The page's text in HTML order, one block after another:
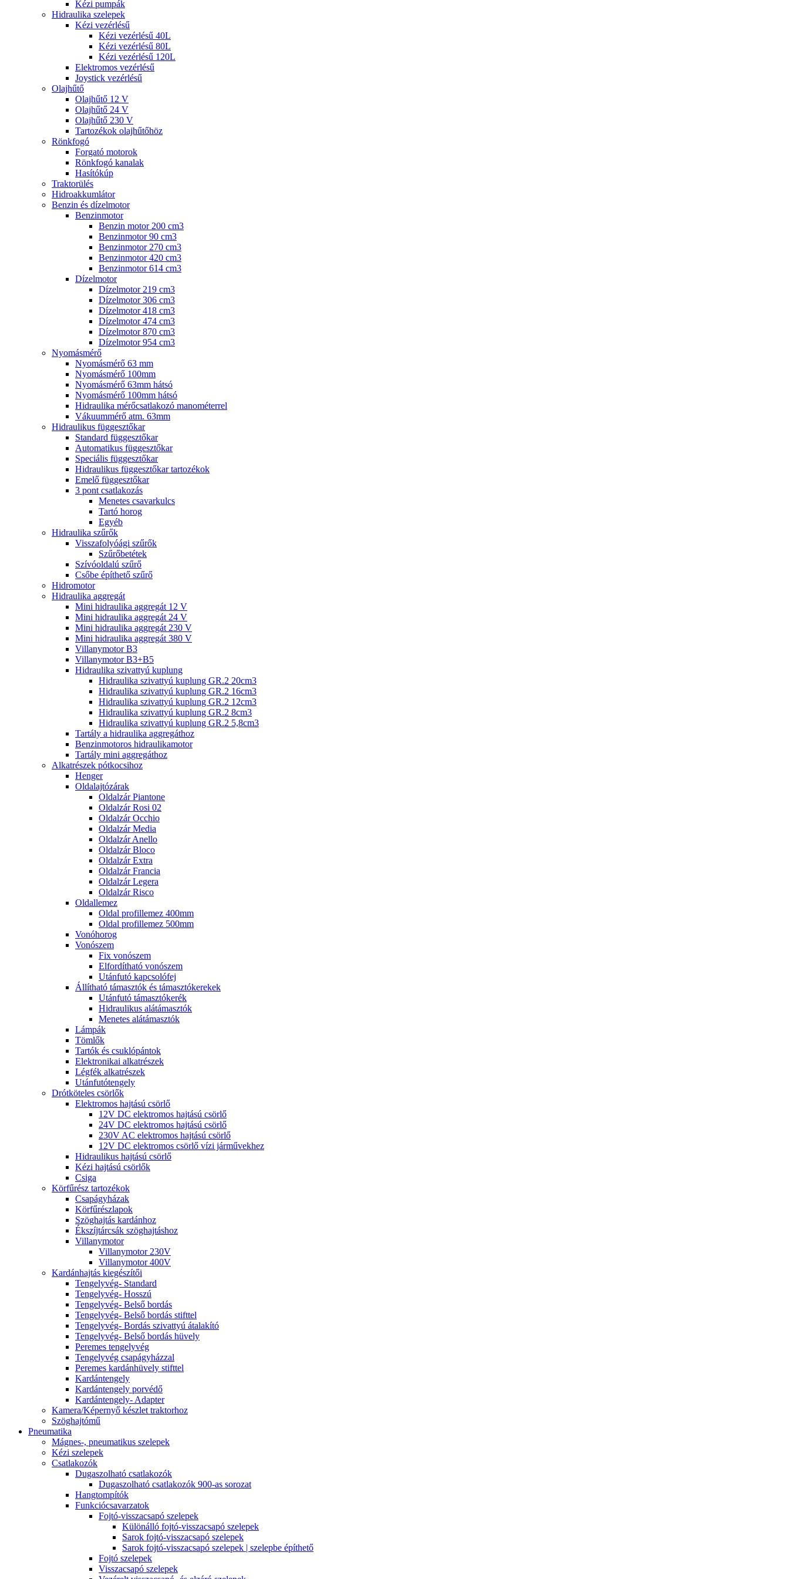
Kézi pumpák
Hidraulika szelepek
Kézi vezérlésű
Kézi vezérlésű 40L
Kézi vezérlésű 80L
Kézi vezérlésű 120L
Elektromos vezérlésű
Joystick vezérlésű
Olajhűtő
Olajhűtő 12 V
Olajhűtő 24 V
Olajhűtő 230 V
Tartozékok olajhűtőhöz
Rönkfogó
Forgató motorok
Rönkfogó kanalak
Hasítókúp
Traktorülés
Hidroakkumlátor
Benzin és dízelmotor
Benzinmotor
Benzin motor 200 cm3
Benzinmotor 90 cm3
Benzinmotor 270 cm3
Benzinmotor 420 cm3
Benzinmotor 614 cm3
Dízelmotor
Dízelmotor 219 cm3
Dízelmotor 306 cm3
Dízelmotor 418 cm3
Dízelmotor 474 cm3
Dízelmotor 870 cm3
Dízelmotor 954 cm3
Nyomásmérő
Nyomásmérő 63 mm
Nyomásmérő 100mm
Nyomásmérő 63mm hátsó
Nyomásmérő 100mm hátsó
Hidraulika mérőcsatlakozó manométerrel
Vákuummérő atm. 63mm
Hidraulikus függesztőkar
Standard függesztőkar
Automatikus függesztőkar
Speciális függesztőkar
Hidraulikus függesztőkar tartozékok
Emelő függesztőkar
3 pont csatlakozás
Menetes csavarkulcs
Tartó horog
Egyéb
Hidraulika szűrők
Visszafolyóági szűrők
Szűrőbetétek
Szívóoldalú szűrő
Csőbe építhető szűrő
Hidromotor
Hidraulika aggregát
Mini hidraulika aggregát 12 V
Mini hidraulika aggregát 24 V
Mini hidraulika aggregát 230 V
Mini hidraulika aggregát 380 V
Villanymotor B3
Villanymotor B3+B5
Hidraulika szivattyú kuplung
Hidraulika szivattyú kuplung GR.2 20cm3
Hidraulika szivattyú kuplung GR.2 16cm3
Hidraulika szivattyú kuplung GR.2 12cm3
Hidraulika szivattyú kuplung GR.2 8cm3
Hidraulika szivattyú kuplung GR.2 5,8cm3
Tartály a hidraulika aggregáthoz
Benzinmotoros hidraulikamotor
Tartály mini aggregáthoz
Alkatrészek pótkocsihoz
Henger
Oldalajtózárak
Oldalzár Piantone
Oldalzár Rosi 02
Oldalzár Occhio
Oldalzár Media
Oldalzár Anello
Oldalzár Bloco
Oldalzár Extra
Oldalzár Francia
Oldalzár Legera
Oldalzár Risco
Oldallemez
Oldal profillemez 400mm
Oldal profillemez 500mm
Vonóhorog
Vonószem
Fix vonószem
Elfordítható vonószem
Utánfutó kapcsolófej
Állítható támasztók és támasztókerekek
Utánfutó támasztókerék
Hidraulikus alátámasztók
Menetes alátámasztók
Lámpák
Tömlők
Tartók és csuklópántok
Elektronikai alkatrészek
Légfék alkatrészek
Utánfutótengely
Drótköteles csörlők
Elektromos hajtású csörlő
12V DC elektromos hajtású csörlő
24V DC elektromos hajtású csörlő
230V AC elektromos hajtású csörlő
12V DC elektromos csörlő vízi járművekhez
Hidraulikus hajtású csörlő
Kézi hajtású csörlők
Csiga
Körfűrész tartozékok
Csapágyházak
Körfűrészlapok
Szöghajtás kardánhoz
Ékszíjtárcsák szöghajtáshoz
Villanymotor
Villanymotor 230V
Villanymotor 400V
Kardánhajtás kiegészítői
Tengelyvég- Standard
Tengelyvég- Hosszú
Tengelyvég- Belső bordás
Tengelyvég- Belső bordás stifttel
Tengelyvég- Bordás szivattyú átalakító
Tengelyvég- Belső bordás hüvely
Peremes tengelyvég
Tengelyvég csapágyházzal
Peremes kardánhüvely stifttel
Kardántengely
Kardántengely porvédő
Kardántengely- Adapter
Kamera/Képernyő készlet traktorhoz
Szöghajtómű
Pneumatika
Mágnes-, pneumatikus szelepek
Kézi szelepek
Csatlakozók
Dugaszolható csatlakozók
Dugaszolható csatlakozók 900-as sorozat
Hangtompítók
Funkciócsavarzatok
Fojtó-visszacsapó szelepek
Különálló fojtó-visszacsapó szelepek
Sarok fojtó-visszacsapó szelepek
Sarok fojtó-visszacsapó szelepek | szelepbe építhető
Fojtó szelepek
Visszacsapó szelepek